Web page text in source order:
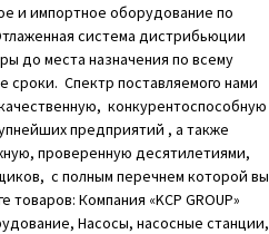
и импортное оборудование по
система дистрибьюции
до места назначения по всему
сроки. Спектр поставляемого нами
конкурентоспособную
предприятий , а также
проверенную десятилетиями,
с полным перечнем которой вы
товаров: Компания «KCP GROUP»
Насосы, насосные станции,